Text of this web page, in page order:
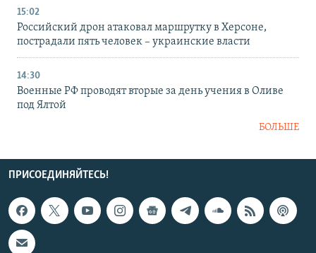
15:02
Российский дрон атаковал маршрутку в Херсоне,
пострадали пять человек – украинские власти
14:30
Военные РФ проводят вторые за день учения в Оливе
под Ялтой
БОЛЬШЕ
ПРИСОЕДИНЯЙТЕСЬ!